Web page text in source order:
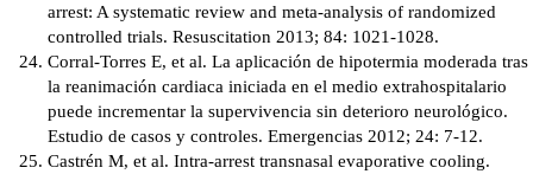
arrest: A systematic review and meta-analysis of randomized
controlled trials. Resuscitation 2013; 84: 1021-1028.
Corral-Torres E, et al. La aplicación de hipotermia moderada tras
la reanimación cardiaca iniciada en el medio extrahospitalario
puede incrementar la supervivencia sin deterioro neurológico.
Estudio de casos y controles. Emergencias 2012; 24: 7-12.
Castrén M, et al. Intra-arrest transnasal evaporative cooling.